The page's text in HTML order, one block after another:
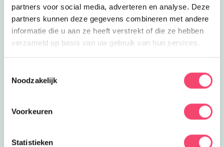
partners voor social media, adverteren en analyse. Deze
partners kunnen deze gegevens combineren met andere
informatie die u aan ze heeft verstrekt of die ze hebben
verzameld op basis van uw gebruik van hun services.
Noodzakelijk
Voorkeuren
Statistieken